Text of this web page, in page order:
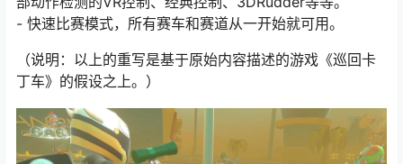
- 快速比赛模式，所有赛车和赛道从一开始就可用。
（说明：以上的重写是基于原始内容描述的游戏《巡回卡
丁车》的假设之上。）